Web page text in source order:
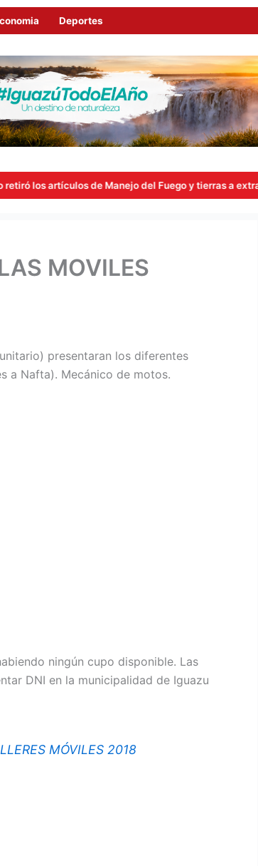
Deportes
de Manejo del Fuego y tierras a extranjeros
MOVILES
presentaran los diferentes
a Nafta). Mecánico de motos.
ningún cupo disponible. Las
DNI en la municipalidad de Iguazu
MÓVILES 2018